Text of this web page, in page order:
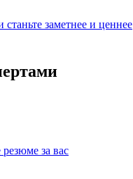
заметнее и ценнее
за вас